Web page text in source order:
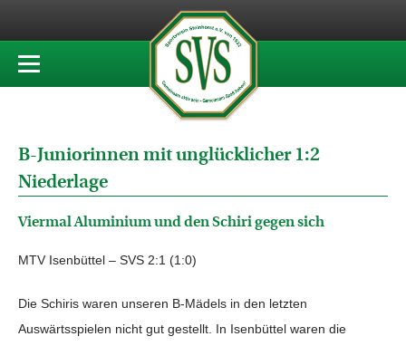
B-Juniorinnen mit unglücklicher 1:2
Niederlage
Viermal Aluminium und den Schiri gegen sich
MTV Isenbüttel – SVS 2:1 (1:0)
Die Schiris waren unseren B-Mädels in den letzten
Auswärtsspielen nicht gut gestellt. In Isenbüttel waren die